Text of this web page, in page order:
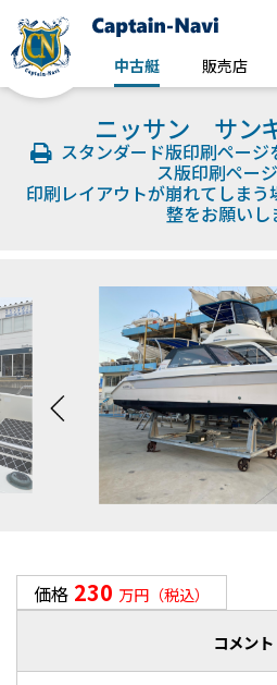
中古艇 販売店
ニッサン サン
スタンダード版印刷ページ
ス版印刷ペー
印刷レイアウトが崩れてしま
整をお願いし
価格 230 万円（税込）
コメント